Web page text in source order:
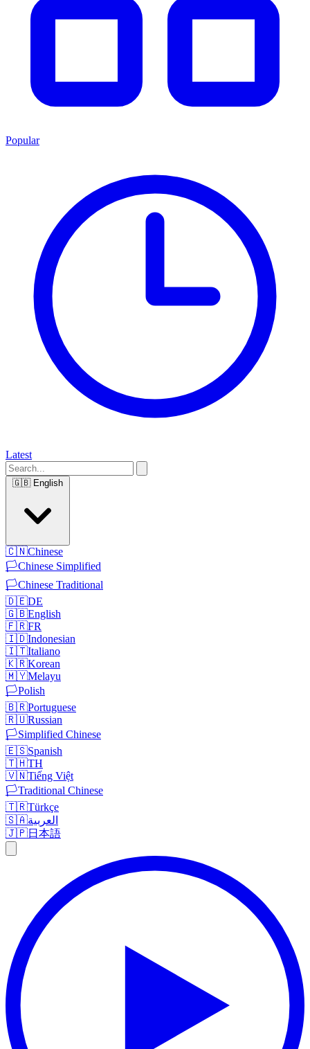
Popular
Latest
🇬🇧 English
🇨🇳Chinese
🏳️Chinese Simplified
🏳️Chinese Traditional
🇩🇪DE
🇬🇧English
🇫🇷FR
🇮🇩Indonesian
🇮🇹Italiano
🇰🇷Korean
🇲🇾Melayu
🏳️Polish
🇧🇷Portuguese
🇷🇺Russian
🏳️Simplified Chinese
🇪🇸Spanish
🇹🇭TH
🇻🇳Tiếng Việt
🏳️Traditional Chinese
🇹🇷Türkçe
🇸🇦العربية
🇯🇵日本語